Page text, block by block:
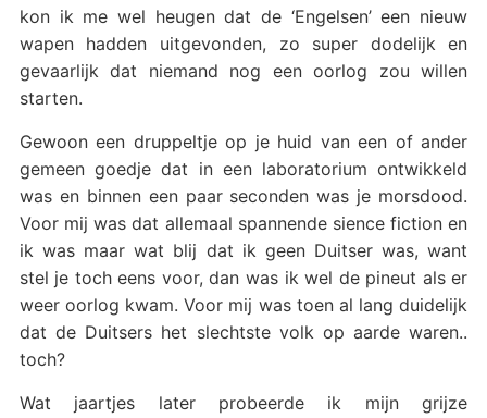
kon ik me wel heugen dat de ‘Engelsen’ een nieuw
wapen hadden uitgevonden, zo super dodelijk en
gevaarlijk dat niemand nog een oorlog zou willen
starten.
Gewoon een druppeltje op je huid van een of ander
gemeen goedje dat in een laboratorium ontwikkeld
was en binnen een paar seconden was je morsdood.
Voor mij was dat allemaal spannende sience fiction en
ik was maar wat blij dat ik geen Duitser was, want
stel je toch eens voor, dan was ik wel de pineut als er
weer oorlog kwam. Voor mij was toen al lang duidelijk
dat de Duitsers het slechtste volk op aarde waren..
toch?
Wat jaartjes later probeerde ik mijn grijze